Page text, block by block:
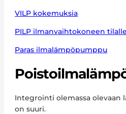
VILP kokemuksia
PILP ilmanvaihtokoneen tilalle
Paras ilmalämpöpumppu
Integrointi olemassa olevaan
on suuri.